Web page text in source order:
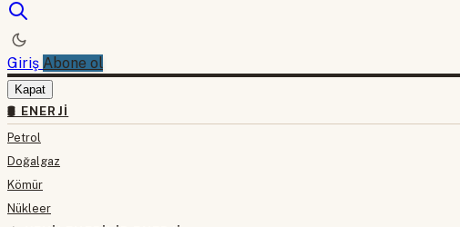
Giriş Abone ol
Kapat
🛢 ENERJI
Petrol
Doğalgaz
Kömür
Nükleer